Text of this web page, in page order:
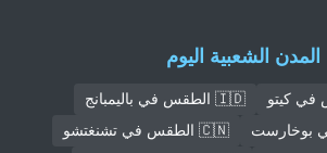
المدن الشعبية اليوم
🇮🇩 الطقس في باليمبانج
🇨🇳 الطقس في تشنغتشو